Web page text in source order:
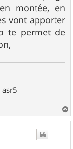
montée, en
vont apporter
te permet de
asr5
a
u